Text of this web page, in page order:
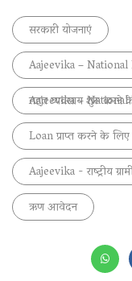
सरकारी योजनाएं
Aajeevika –
Aajeevika – National Rural Livelihood Mission (NRLM) के
Loan प्राप्त करने के
Aajeevika - राष्ट्रीय
ऋण आवेदन